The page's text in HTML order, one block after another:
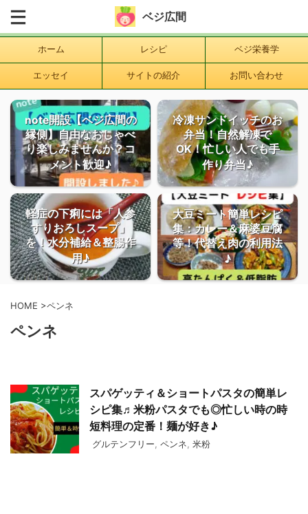
ベジ広間
ホーム レシピ ベジ栄養学
エッセイ サイトの紹介 お問い合わせ
note開設【ベジ広間の
縁側】自由なおしゃべ
り楽しみませんか？コ
メント歓迎♪
冷凍サンドイッチのお
弁当！自然解凍で
OK！忙しい人でも手
作り弁当♪
軽症の下痢には「人参
すりおろしスープ」
を！水分補給＆整腸作
用♪
大豆ミート簡単レシピ
集：カレー＆麻婆豆腐
等！代替え肉の利用法
♪
HOME >ペンネ
ペンネ
スパゲッティ＆ショートパスタの簡単レ
シピ集♬米粉パスタでも◎忙しい時の時
短料理の定番！麺が好き♪
グルテンフリー ペンネ 米粉